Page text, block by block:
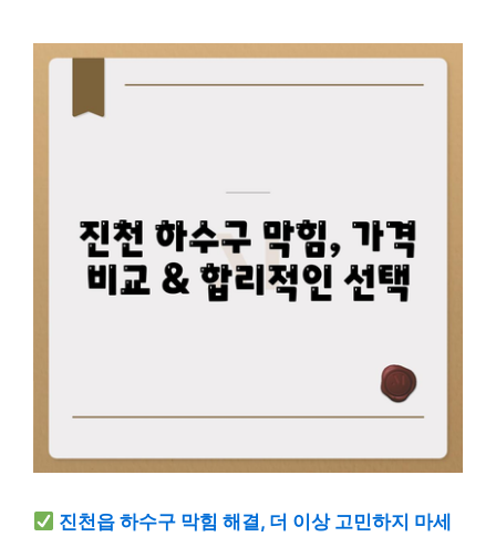
진천읍 하수구 막힘 해결, 더 이상 고민하지 마세